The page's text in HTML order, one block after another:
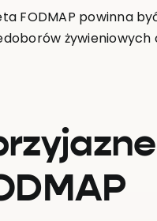
FODMAP powinna